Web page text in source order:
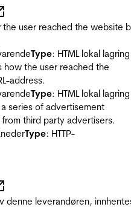
the user reached the website
Type: HTML lokal lagring
how the user reached the
address.
Type: HTML lokal lagring
series of advertisement
third party advertisers.
Type: HTTP-
denne leverandøren,